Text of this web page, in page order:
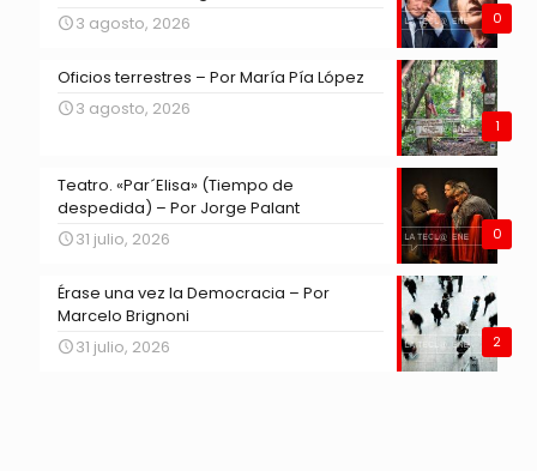
0
3 agosto, 2026
1
Oficios terrestres – Por María Pía López
3 agosto, 2026
0
Teatro. «Par´Elisa» (Tiempo de
despedida) – Por Jorge Palant
31 julio, 2026
2
Érase una vez la Democracia – Por
Marcelo Brignoni
31 julio, 2026